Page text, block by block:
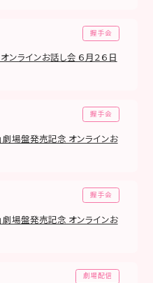
握手会
ンラインお話し会 ６月２６日
握手会
劇場盤発売記念 オンラインお
握手会
劇場盤発売記念 オンラインお
劇場配信